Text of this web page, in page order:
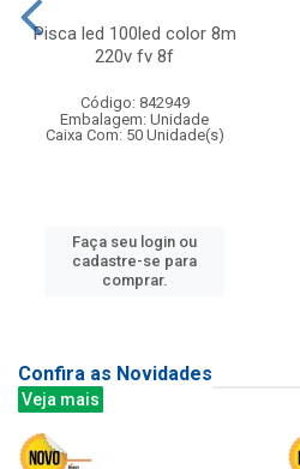
Pisca led 100led color 8m
220v fv 8f
Código: 842949
Embalagem: Unidade
Caixa Com: 50 Unidade(s)
Faça seu login ou
cadastre-se para
comprar.
Confira as Novidades
Veja mais